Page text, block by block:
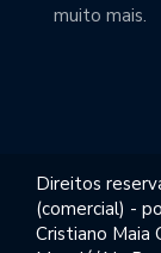
muito mais.
Direitos
(comercial) -
Cristiano Maia